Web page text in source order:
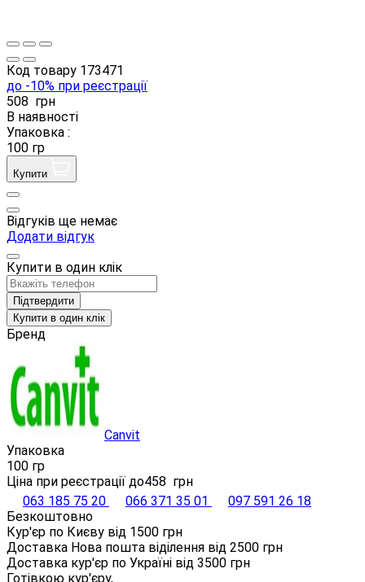
Код товару 173471
до -10% при реєстрації
508 грн
В наявності
Упаковка :
100 гр
Купити
Відгуків ще немає
Додати відгук
Купити в один клік
Підтвердити
Купити в один клік
Бренд
Canvit
Упаковка
100 гр
Ціна при реєстрації до458 грн
063 185 75 20
066 371 35 01
097 591 26 18
Безкоштовно
Кур'єр по Києву від 1500 грн
Доставка Нова пошта віділення від 2500 грн
Доставка кур'єр по Україні від 3500 грн
Готівкою кур'єру,